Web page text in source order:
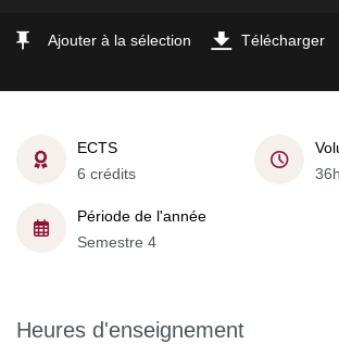
Ajouter à la sélection Télécharger
ECTS
6 crédits
36h
Période de l'année
Semestre 4
Heures d'enseignement